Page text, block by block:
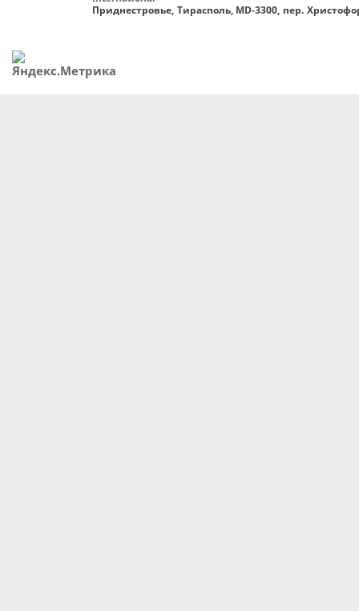
Приднестровье, Тирасполь, MD-3300, пер.